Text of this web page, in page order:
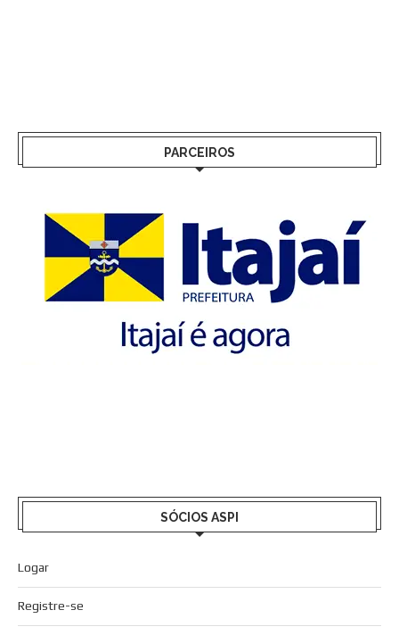
PARCEIROS
SÓCIOS ASPI
Logar
Registre-se